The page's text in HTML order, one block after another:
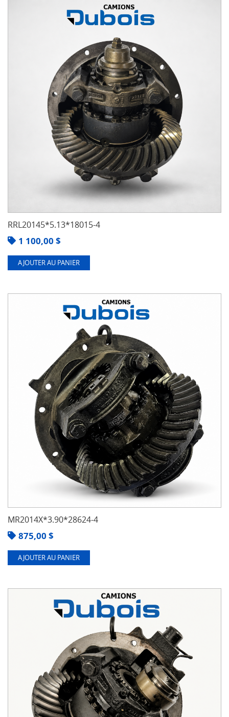
RRL20145*5.13*18015-4
1 100,00 $
AJOUTER AU PANIER
MR2014X*3.90*28624-4
875,00 $
AJOUTER AU PANIER